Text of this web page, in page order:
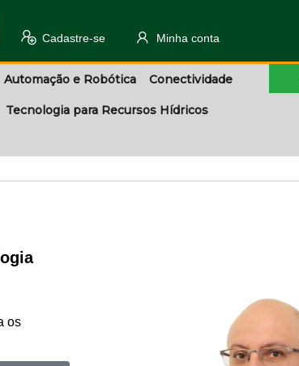
Cadastre-se Minha conta
Automação e Robótica Conectividade
Tecnologia para Recursos Hídricos
os